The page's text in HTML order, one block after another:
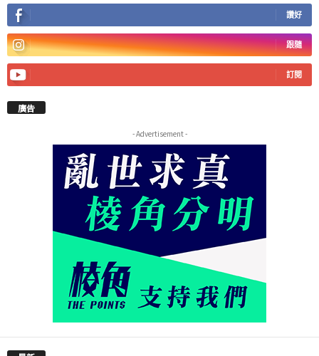
讚好
跟隨
訂閱
廣告
- Advertisement -